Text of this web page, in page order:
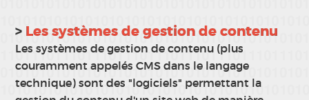
Les systèmes de gestion de contenu
Les systèmes de gestion de contenu (plus
couramment appelés CMS dans le langage
technique) sont des "logiciels" permettant la